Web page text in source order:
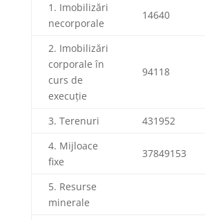
1. Imobilizări
necorporale
14640
2. Imobilizări
corporale în
curs de
execuție
94118
3. Terenuri 431952
4. Mijloace
fixe
37849153
5. Resurse
minerale